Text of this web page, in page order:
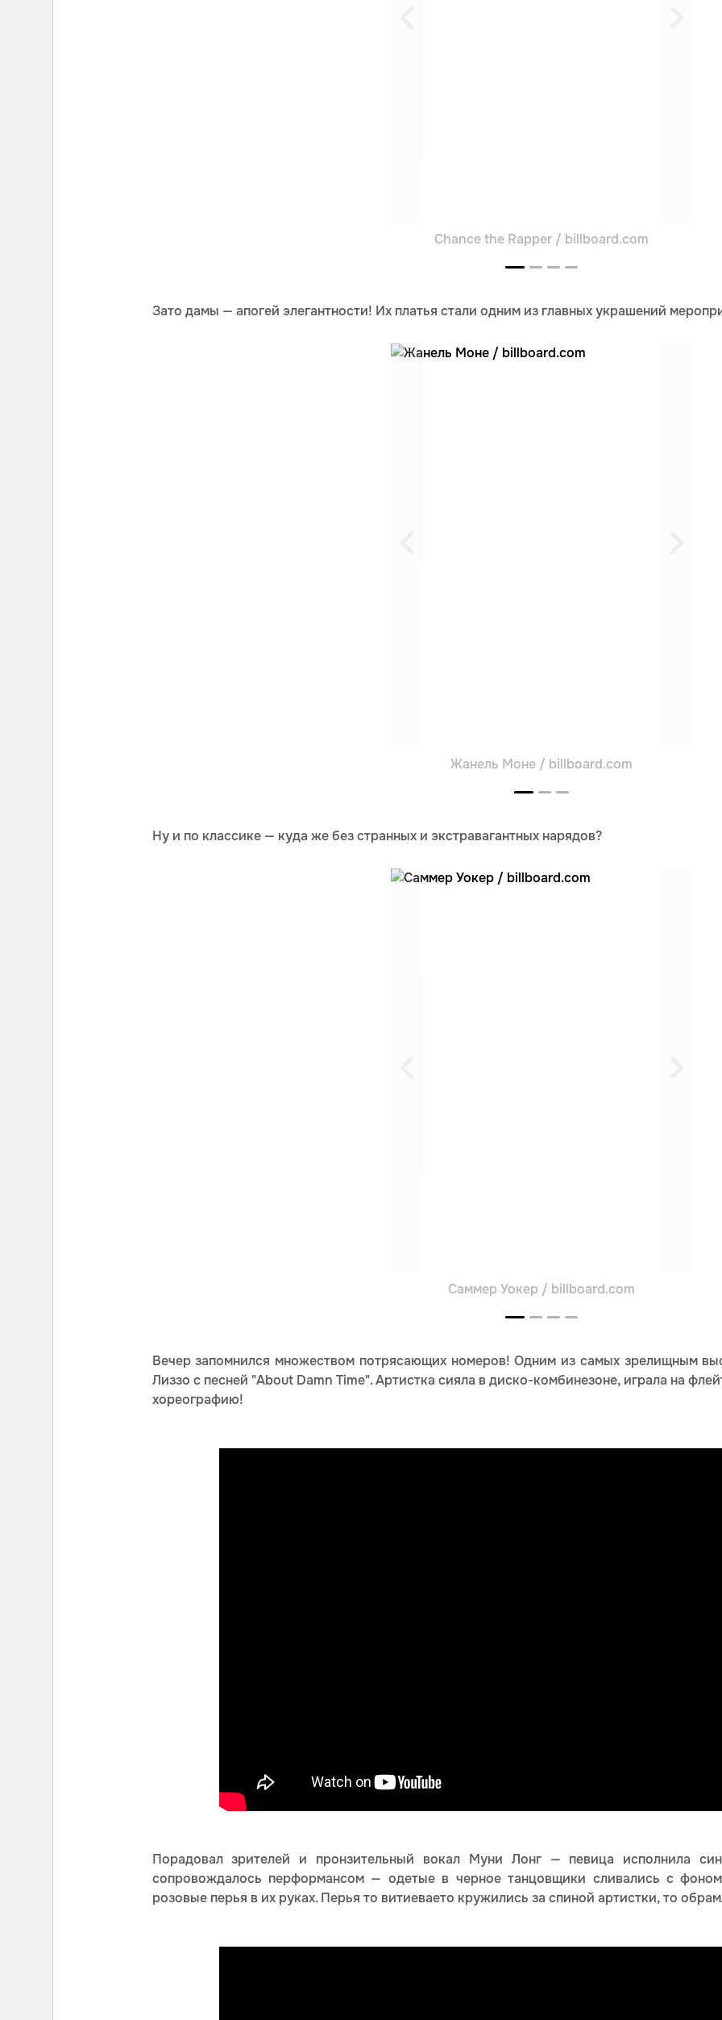
Chance the Rapper / billboard.com
Зато дамы — апогей элегантности! Их платья стали одним из главных украшений
Жанель Моне / billboard.com
Ну и по классике — куда же без странных и экстравагантных нарядов?
Саммер Уокер / billboard.com
Вечер запомнился множеством потрясающих номеров! Одним из самых зрелищным
Лиззо с песней "About Damn Time". Артистка сияла в диско-комбинезоне, играла на
хореографию!
Порадовал зрителей и пронзительный вокал Муни Лонг — певица исполнила
сопровождалось перформансом — одетые в черное танцовщики сливались с
розовые перья в их руках. Перья то витиеваето кружились за спиной артистки, то